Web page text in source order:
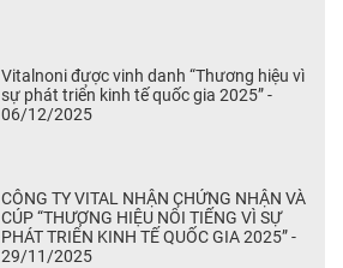
Vitalnoni được vinh danh “Thương hiệu vì
sự phát triển kinh tế quốc gia 2025” -
06/12/2025
CÔNG TY VITAL NHẬN CHỨNG NHẬN VÀ
CÚP “THƯƠNG HIỆU NỔI TIẾNG VÌ SỰ
PHÁT TRIỂN KINH TẾ QUỐC GIA 2025” -
29/11/2025